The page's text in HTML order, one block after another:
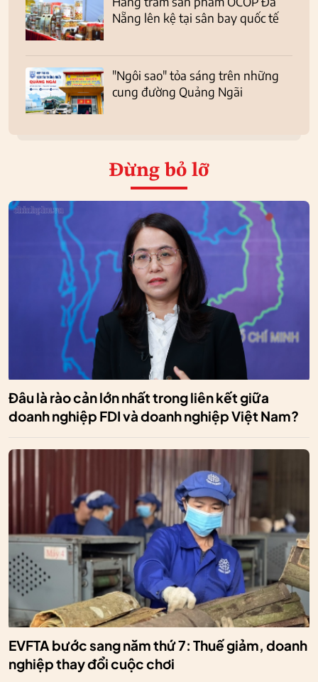
Nẵng lên kệ tại sân bay quốc tế
"Ngôi sao" tỏa sáng trên những
cung đường Quảng Ngãi
Đừng bỏ lỡ
Đâu là rào cản lớn nhất trong liên kết giữa
doanh nghiệp FDI và doanh nghiệp Việt Nam?
EVFTA bước sang năm thứ 7: Thuế giảm, doanh
nghiệp thay đổi cuộc chơi